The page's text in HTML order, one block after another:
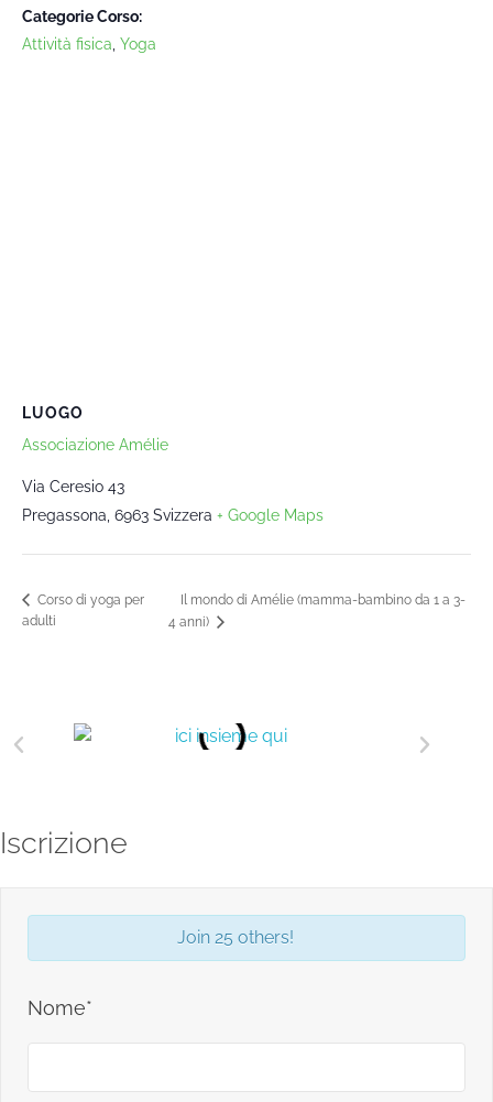
Categorie Corso:
Attività fisica Yoga
LUOGO
Associazione Amélie
Via Ceresio 43
Pregassona 6963 Svizzera + Google Maps
Corso di yoga per
adulti
Il mondo di Amélie (mamma-bambino da 1 a 3-
4 anni)
Iscrizione
Join 25 others!
Nome*